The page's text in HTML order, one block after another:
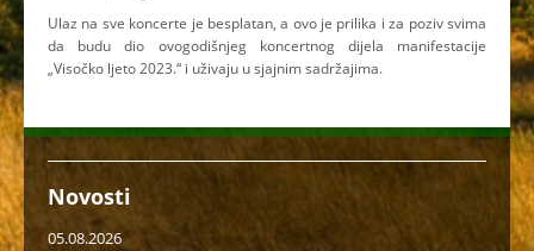
Ulaz na sve koncerte je besplatan, a ovo je prilika i za poziv svima
da budu dio ovogodišnjeg koncertnog dijela manifestacije
„Visočko ljeto 2023.“ i uživaju u sjajnim sadržajima.
Novosti
05.08.2026